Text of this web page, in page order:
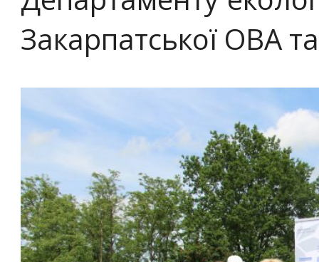
Закарпатської ОВА